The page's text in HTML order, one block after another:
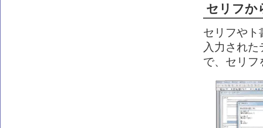
セリフか
セリフやト
入力され
で、セリフ